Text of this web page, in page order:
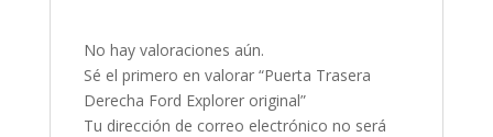
No hay valoraciones aún.
Sé el primero en valorar “Puerta Trasera
Derecha Ford Explorer original”
Tu dirección de correo electrónico no será